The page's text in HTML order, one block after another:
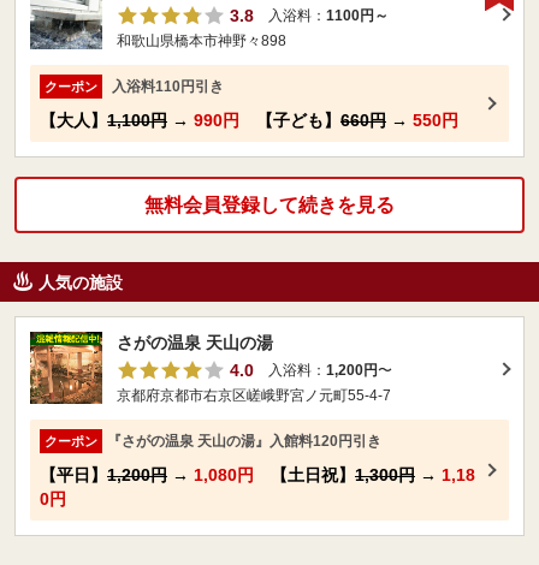
3.8
入浴料： 1100円～
和歌山県橋本市神野々898
クーポン 入浴料110円引き
【大人】 1,100円 → 990円 【子ども】 660円 → 550円
無料会員登録して続きを見る
人気の施設
さがの温泉 天山の湯
4.0
入浴料： 1,200円〜
京都府京都市右京区嵯峨野宮ノ元町55-4-7
クーポン 『さがの温泉 天山の湯』入館料120円引き
【平日】 1,200円 → 1,080円 【土日祝】 1,300円 → 1,18
0円